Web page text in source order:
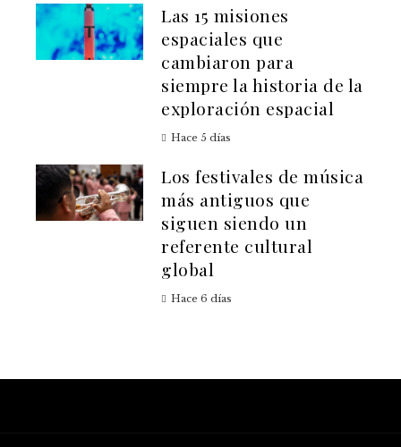
Las 15 misiones
espaciales que
cambiaron para
siempre la historia de la
exploración espacial
Hace 5 días
Los festivales de música
más antiguos que
siguen siendo un
referente cultural
global
Hace 6 días